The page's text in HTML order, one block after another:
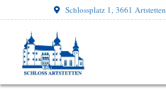
Schlossplatz 1, 3661 Artstetten